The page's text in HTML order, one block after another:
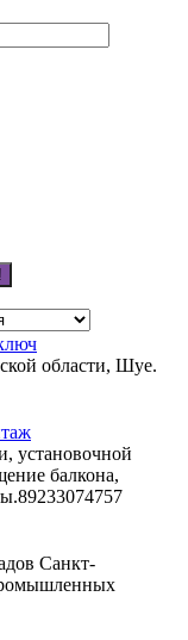
области, Шуе.
установочной
балкона,
Санкт-